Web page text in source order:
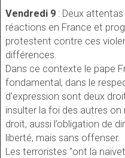
Vendredi 9: Deux attentas
réactions en France et
protestent contre ces
différences.
Dans ce contexte le pape
fondamental, dans le
d’expression sont deux
insulter la foi des autres
droit, aussi l’obligation de
liberté, mais sans offenser.
Les terroristes "ont la